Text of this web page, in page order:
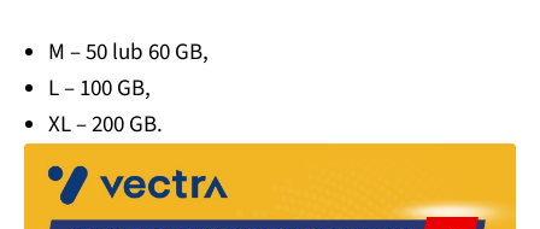
M – 50 lub 60 GB,
L – 100 GB,
XL – 200 GB.